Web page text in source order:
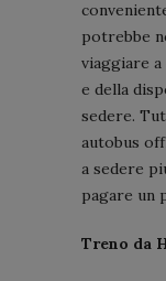
potrebbe
viaggiare
e della
sedere.
autobus
a sedere
pagare un
Treno da